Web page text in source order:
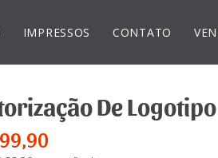
IMPRESSOS CONTATO
De Logotipo